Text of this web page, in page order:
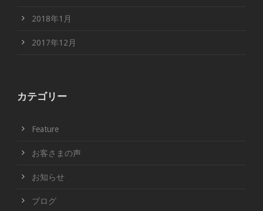
2018年1月
2017年12月
カテゴリー
Feature
お客さまの声
お知らせ
ブログ